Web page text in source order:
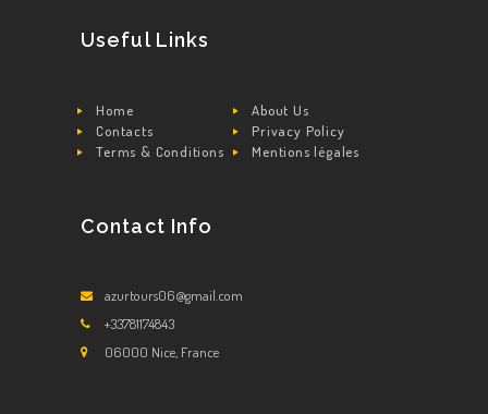
Useful Links
Home
About Us
Contacts
Privacy Policy
Terms & Conditions
Mentions légales
Contact Info
azurtours06@gmail.com
+33781174843
06000 Nice, France